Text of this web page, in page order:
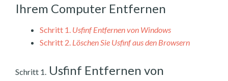
Ihrem Computer Entfernen
Schritt 1. Usfinf Entfernen von Windows
Schritt 2. Löschen Sie Usfinf aus den Browsern
Schritt 1. Usfinf Entfernen von